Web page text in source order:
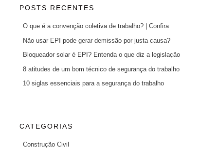
POSTS RECENTES
O que é a convenção coletiva de trabalho? | Confira
Não usar EPI pode gerar demissão por justa causa?
Bloqueador solar é EPI? Entenda o que diz a legislação
8 atitudes de um bom técnico de segurança do trabalho
10 siglas essenciais para a segurança do trabalho
CATEGORIAS
Construção Civil